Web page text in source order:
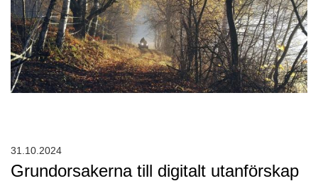
Grundorsakerna till digitalt utanförskap
31.10.2024